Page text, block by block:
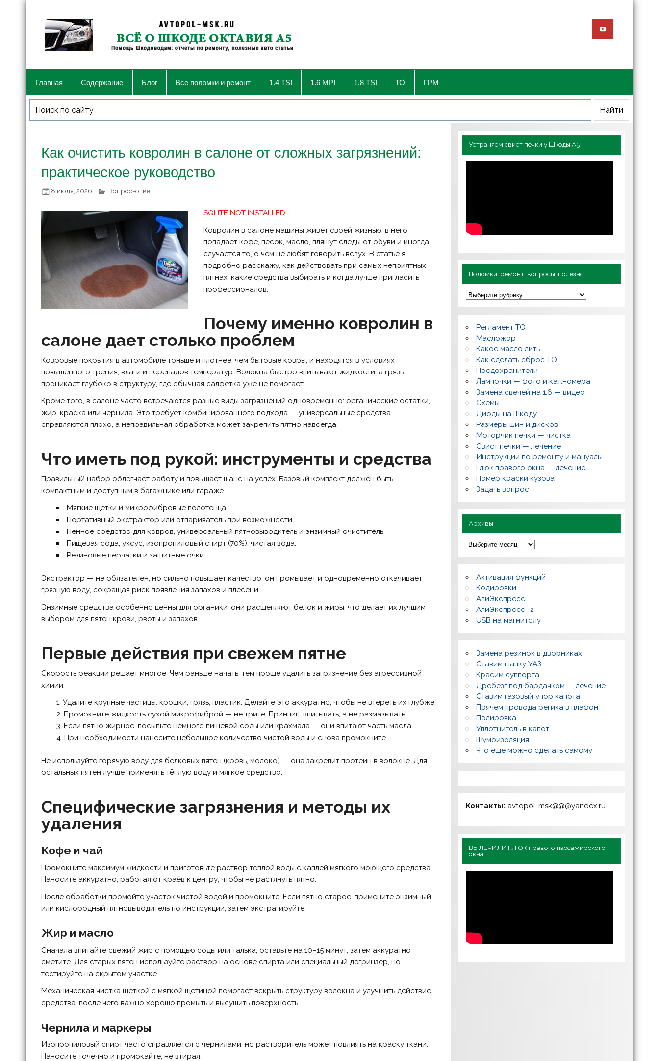
Главная Содержание Блог Все поломки и ремонт 1.4 TSI 1.6 MPI 1.8 TSI ТО ГРМ
Как очистить ковролин в салоне от сложных загрязнений:
практическое руководство
8 июля, 2026 Вопрос-ответ
SQLITE NOT INSTALLED
Ковролин в салоне машины живет своей жизнью: в него
попадает кофе, песок, масло, пляшут следы от обуви и иногда
случается то, о чем не любят говорить вслух. В статье я
подробно расскажу, как действовать при самых неприятных
пятнах, какие средства выбирать и когда лучше пригласить
профессионалов.
Почему именно ковролин в
салоне дает столько проблем
Ковровые покрытия в автомобиле тоньше и плотнее, чем бытовые ковры, и находятся в условиях
повышенного трения, влаги и перепадов температур. Волокна быстро впитывают жидкости, а грязь
проникает глубоко в структуру, где обычная салфетка уже не помогает.
Кроме того, в салоне часто встречаются разные виды загрязнений одновременно: органические остатки,
жир, краска или чернила. Это требует комбинированного подхода — универсальные средства
справляются плохо, а неправильная обработка может закрепить пятно навсегда.
Что иметь под рукой: инструменты и средства
Правильный набор облегчает работу и повышает шанс на успех. Базовый комплект должен быть
компактным и доступным в багажнике или гараже.
Мягкие щетки и микрофибровые полотенца.
Портативный экстрактор или отпариватель при возможности.
Пенное средство для ковров, универсальный пятновыводитель и энзимный очиститель.
Пищевая сода, уксус, изопропиловый спирт (70%), чистая вода.
Резиновые перчатки и защитные очки.
Экстрактор — не обязателен, но сильно повышает качество: он промывает и одновременно откачивает
грязную воду, сокращая риск появления запахов и плесени.
Энзимные средства особенно ценны для органики: они расщепляют белок и жиры, что делает их лучшим
выбором для пятен крови, рвоты и запахов.
Первые действия при свежем пятне
Скорость реакции решает многое. Чем раньше начать, тем проще удалить загрязнение без агрессивной
химии.
Удалите крупные частицы: крошки, грязь, пластик. Делайте это аккуратно, чтобы не втереть их глубже.
Промокните жидкость сухой микрофиброй — не трите. Принцип: впитывать, а не размазывать.
Если пятно жирное, посыпьте немного пищевой соды или крахмала — они впитают часть масла.
При необходимости нанесите небольшое количество чистой воды и снова промокните.
Не используйте горячую воду для белковых пятен (кровь, молоко) — она закрепит протеин в волокне. Для
остальных пятен лучше применять тёплую воду и мягкое средство.
Специфические загрязнения и методы их
удаления
Кофе и чай
Промокните максимум жидкости и приготовьте раствор тёплой воды с каплей мягкого моющего средства.
Наносите аккуратно, работая от краёв к центру, чтобы не растянуть пятно.
После обработки промойте участок чистой водой и промокните. Если пятно старое, примените энзимный
или кислородный пятновыводитель по инструкции, затем экстрагируйте.
Жир и масло
Сначала впитайте свежий жир с помощью соды или талька, оставьте на 10–15 минут, затем аккуратно
сметите. Для старых пятен используйте раствор на основе спирта или специальный дегринзер, но
тестируйте на скрытом участке.
Механическая чистка щеткой с мягкой щетиной помогает вскрыть структуру волокна и улучшить действие
средства, после чего важно хорошо промыть и высушить поверхность.
Чернила и маркеры
Изопропиловый спирт часто справляется с чернилами, но растворитель может повлиять на краску ткани.
Наносите точечно и промокайте, не втирая.
Устраняем свист печки у Шкоды А5
Поломки, ремонт, вопросы, полезно
П
о
л
о
к
и
р
е
м
о
н
т
,
в
о
р
о
ы
,
о
л
з
Регламент ТО
Масложор
Какое масло лить
Как сделать сброс ТО
Предохранители
Лампочки — фото и кат.номера
Замена свечей на 1.6 — видео
Схемы
Диоды на Шкоду
Размеры шин и дисков
Моторчик печки — чистка
Свист печки — лечение
Инструкции по ремонту и мануалы
Глюк правого окна — лечение
Номер краски кузова
Задать вопрос
Архивы
А
р
х
и
ы
Активация функций
Кодировки
АлиЭкспресс
АлиЭкспресс -2
USB на магнитолу
Замена резинок в дворниках
Ставим шапку УАЗ
Красим суппорта
Дребезг под бардачком — лечение
Ставим газовый упор капота
Прячем провода регика в плафон
Полировка
Уплотнитель в капот
Шумоизоляция
Что еще можно сделать самому
Контакты: avtopol-msk@@@yandex.ru
ВЫЛЕЧИЛИ ГЛЮК правого пассажирского
окна